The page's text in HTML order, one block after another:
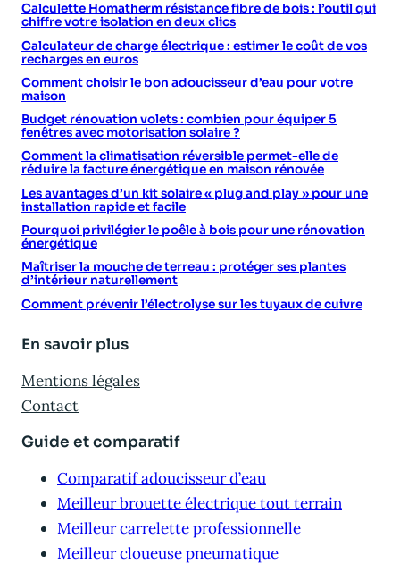
Calculette Homatherm résistance fibre de bois : l’outil qui
chiffre votre isolation en deux clics
Calculateur de charge électrique : estimer le coût de vos
recharges en euros
Comment choisir le bon adoucisseur d’eau pour votre
maison
Budget rénovation volets : combien pour équiper 5
fenêtres avec motorisation solaire ?
Comment la climatisation réversible permet-elle de
réduire la facture énergétique en maison rénovée
Les avantages d’un kit solaire « plug and play » pour une
installation rapide et facile
Pourquoi privilégier le poêle à bois pour une rénovation
énergétique
Maîtriser la mouche de terreau : protéger ses plantes
d’intérieur naturellement
Comment prévenir l’électrolyse sur les tuyaux de cuivre
En savoir plus
Mentions légales
Contact
Guide et comparatif
Comparatif adoucisseur d’eau
Meilleur brouette électrique tout terrain
Meilleur carrelette professionnelle
Meilleur cloueuse pneumatique